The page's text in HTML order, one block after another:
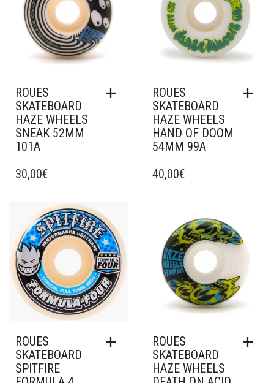
ROUES
SKATEBOARD
HAZE WHEELS
SNEAK 52MM
101A
30,00€
ROUES
SKATEBOARD
HAZE WHEELS
HAND OF DOOM
54MM 99A
40,00€
Ajouter à mes favoris
ROUES
SKATEBOARD
SPITFIRE
Ajouter à mes favoris
ROUES
SKATEBOARD
HAZE WHEELS